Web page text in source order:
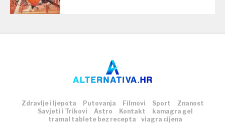
Zdravlje i ljepota Putovanja Filmovi Sport
Znanost
Savjeti i Trikovi
Astro Kontakt
kamagra gel
tramal tablete bez recepta
viagra cijena